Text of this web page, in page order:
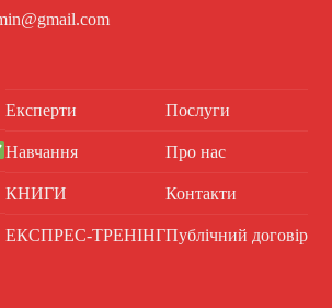
Експерти
Навчання
КНИГИ
ЕКСПРЕС-ТРЕНІНГ
Послуги
Про нас
Контакти
Публічний договір